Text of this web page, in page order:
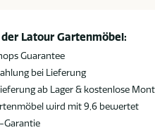
Latour Gartenmöbel:
Guarantee
bei Lieferung
ab Lager & kostenlose
wird mit 9,6 bewertet
Garantie